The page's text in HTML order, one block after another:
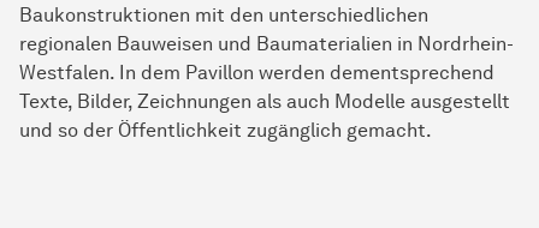
Baukonstruktionen mit den unterschiedlichen
regionalen Bauweisen und Baumaterialien in Nordrhein-
Westfalen. In dem Pavillon werden dementsprechend
Texte, Bilder, Zeichnungen als auch Modelle ausgestellt
und so der Öffentlichkeit zugänglich gemacht.